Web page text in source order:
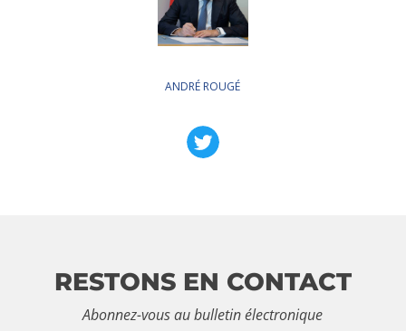
ANDRÉ ROUGÉ
RESTONS EN CONTACT
Abonnez-vous au bulletin électronique